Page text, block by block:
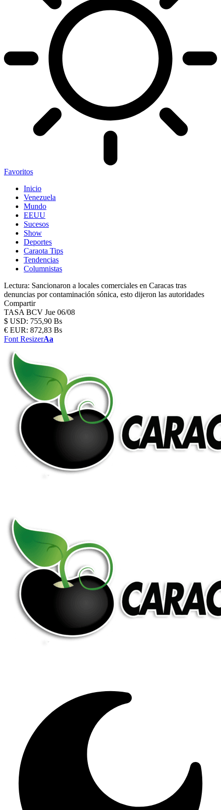
Favoritos
Inicio
Venezuela
Mundo
EEUU
Sucesos
Show
Deportes
Caraota Tips
Tendencias
Columnistas
Lectura: Sancionaron a locales comerciales en Caracas tras
denuncias por contaminación sónica, esto dijeron las autoridades
Compartir
TASA BCV Jue 06/08
$ USD: 755,90 Bs
€ EUR: 872,83 Bs
Font ResizerAa